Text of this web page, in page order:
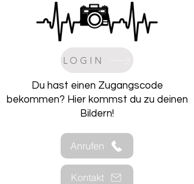
LOGIN
Du hast einen Zugangscode
bekommen? Hier kommst du zu deinen
Bildern!
Anrufen
Kontakt